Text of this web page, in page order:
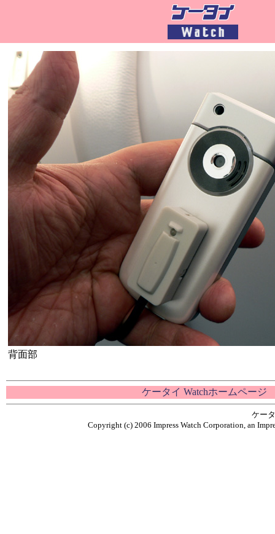
背面部
ケータイ Watchホームページ
ケー
Copyright (c) 2006 Impress Watch Corporation, an